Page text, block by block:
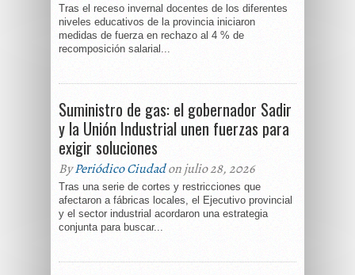
Tras el receso invernal docentes de los diferentes
niveles educativos de la provincia iniciaron
medidas de fuerza en rechazo al 4 % de
recomposición salarial...
Suministro de gas: el gobernador Sadir
y la Unión Industrial unen fuerzas para
exigir soluciones
ByPeriódico Ciudadon julio 28, 2026
Tras una serie de cortes y restricciones que
afectaron a fábricas locales, el Ejecutivo provincial
y el sector industrial acordaron una estrategia
conjunta para buscar...